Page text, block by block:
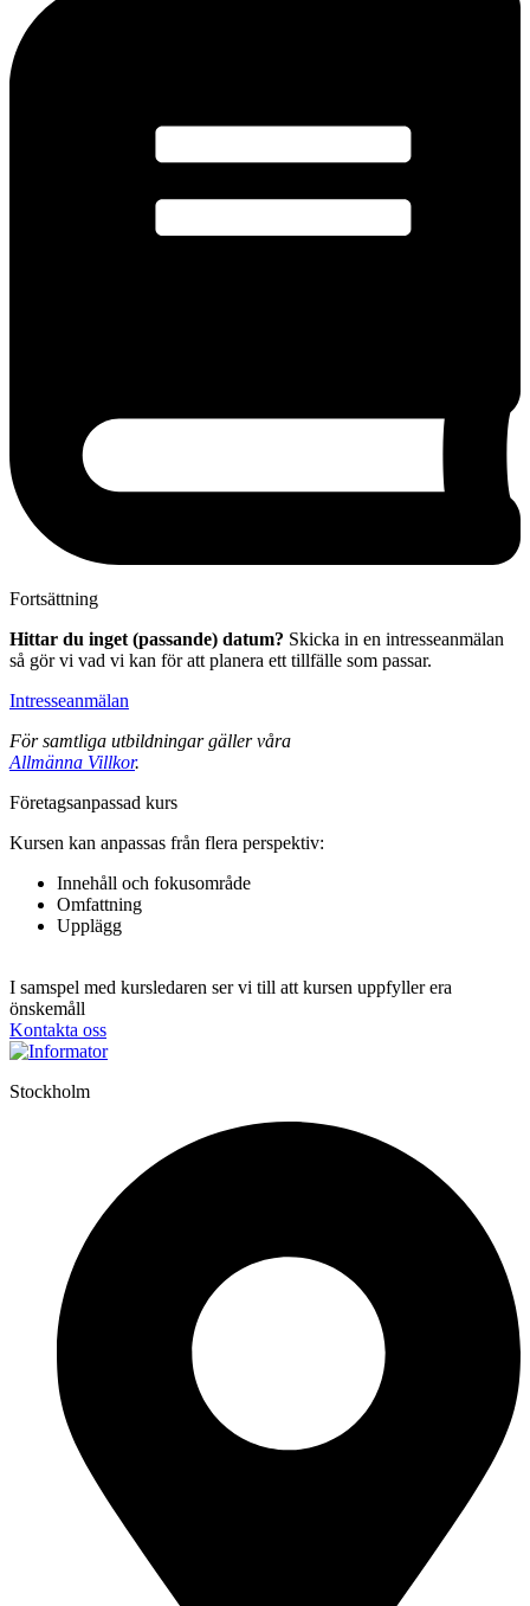
Fortsättning
Hittar du inget (passande) datum? Skicka in en intresseanmälan
så gör vi vad vi kan för att planera ett tillfälle som passar.
Intresseanmälan
För samtliga utbildningar gäller våra
Allmänna Villkor.
Fö­re­tags­an­pas­sad kurs
Kursen kan anpassas från flera perspektiv:
Innehåll och fokusområde
Omfattning
Upplägg
I samspel med kursledaren ser vi till att kursen uppfyller era
önskemåll
Kontakta oss
Stockholm